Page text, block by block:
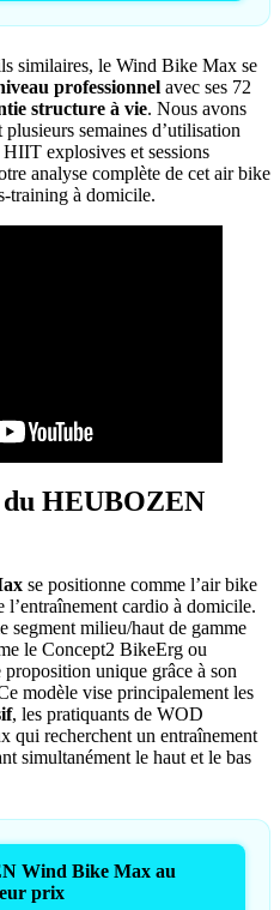
similaires, le Wind Bike Max se
professionnel avec ses 72
structure à vie. Nous avons
semaines d’utilisation
explosives et sessions
analyse complète de cet air bike
training à domicile.
HEUBOZEN
se positionne comme l’air bike
cardio à domicile.
segment milieu/haut de gamme
le Concept2 BikeErg ou
unique grâce à son
modèle vise principalement les
, les pratiquants de WOD
qui recherchent un entraînement
simultanément le haut et le bas
Wind Bike Max au
prix